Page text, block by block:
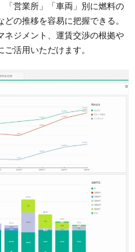
「営業所」「車両」別に燃料の
の推移を容易に把握できる。
ネジメント、運賃交渉の根拠や
活用いただけます。